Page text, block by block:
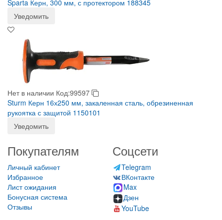
Sparta Керн, 300 мм, с протектором 188345
Уведомить
Нет в наличии Код:99597
Sturm Керн 16х250 мм, закаленная сталь, обрезиненная
рукоятка с защитой 1150101
Уведомить
Покупателям
Личный кабинет
Избранное
Лист ожидания
Бонусная система
Отзывы
Соцсети
Telegram
ВКонтакте
Max
Дзен
YouTube